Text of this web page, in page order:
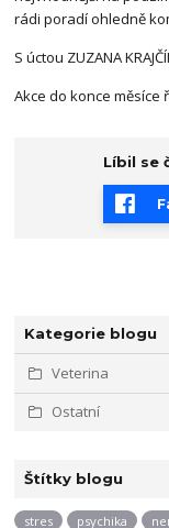
Kategorie blogu
Veterina
Ostatní
Štítky blogu
stres psychika
rádi poradí ohledně
S úctou ZUZANA
Akce do konce měsíce
Líbil se